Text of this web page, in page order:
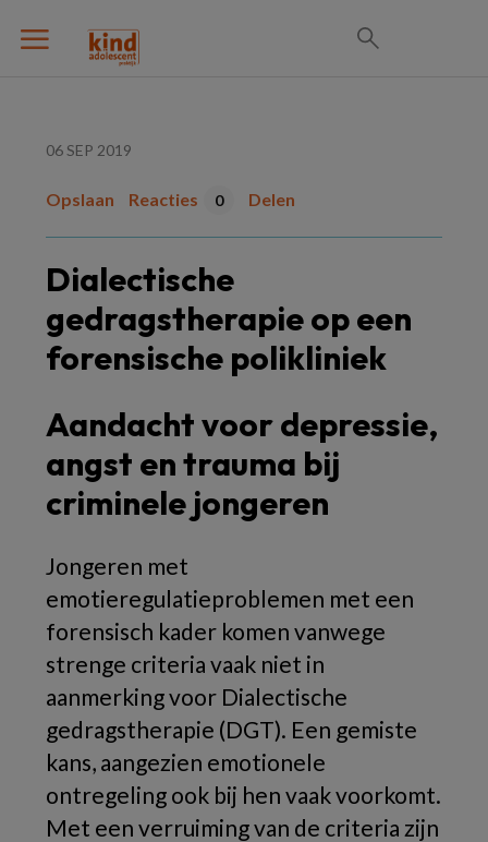
06 SEP 2019
Opslaan Reacties 0 Delen
Dialectische
gedragstherapie op een
forensische polikliniek
Aandacht voor depressie,
angst en trauma bij
criminele jongeren
Jongeren met
emotieregulatieproblemen met een
forensisch kader komen vanwege
strenge criteria vaak niet in
aanmerking voor Dialectische
gedragstherapie (DGT). Een gemiste
kans, aangezien emotionele
ontregeling ook bij hen vaak voorkomt.
Met een verruiming van de criteria zijn